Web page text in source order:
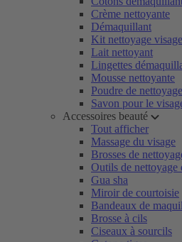
Crème nettoyante
Démaquillant
Kit nettoyage visage
Lait nettoyant
Lingettes
Mousse nettoyante
Poudre de nettoyage
Savon pour le
Accessoires beauté
Tout afficher
Massage du visage
Brosses de
Outils de nettoyage
Gua sha
Miroir de courtoisie
Bandeaux de
Brosse à cils
Ciseaux à sourcils